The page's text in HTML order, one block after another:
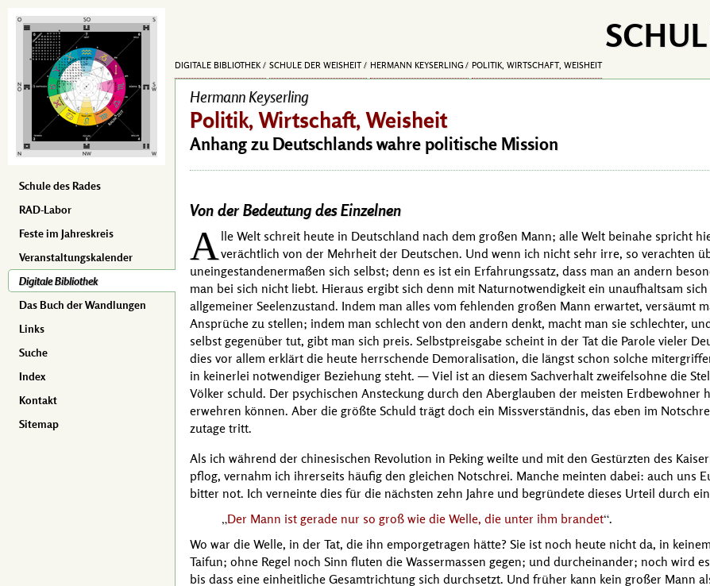
Schule des Rades
RAD-Labor
Feste im Jahreskreis
Veranstaltungskalender
Digitale Bibliothek
Das Buch der Wandlungen
Links
Suche
Index
Kontakt
Sitemap
DIGITALE BIBLIOTHEK SCHULE DER WEISHEIT HERMANN KEYSERLING POLITIK, WIRTSCHAFT, WEISHEIT
Hermann Keyserling
Politik, Wirtschaft, Weisheit
Anhang zu Deutschlands wahre politische Mission
Von der Bedeutung des Einzelnen
Alle Welt schreit heute in Deutschland nach dem großen Mann; alle Welt beinahe spricht
verächtlich von der Mehrheit der Deutschen. Und wenn ich nicht sehr irre, so verachten
uneingestandenermaßen sich selbst; denn es ist ein Erfahrungssatz, dass man an andern
man bei sich nicht liebt. Hieraus ergibt sich denn mit Naturnotwendigkeit ein unaufhaltsam
allgemeiner Seelenzustand. Indem man alles vom fehlenden großen Mann erwartet, versäumt
Ansprüche zu stellen; indem man schlecht von den andern denkt, macht man sie schlechter,
selbst gegenüber tut, gibt man sich preis. Selbstpreisgabe scheint in der Tat die Parole vieler
dies vor allem erklärt die heute herrschende Demoralisation, die längst schon solche
in keinerlei notwendiger Beziehung steht. — Viel ist an diesem Sachverhalt zweifelsohne die
Völker schuld. Der psychischen Ansteckung durch den Aberglauben der meisten Erdbewohner
erwehren können. Aber die größte Schuld trägt doch ein Missverständnis, das eben im
zutage tritt.
Als ich während der chinesischen Revolution in Peking weilte und mit den Gestürzten des
pflog, vernahm ich ihrerseits häufig den gleichen Notschrei. Manche meinten dabei: auch uns
bitter not. Ich verneinte dies für die nächsten zehn Jahre und begründete dieses Urteil durch ein
Der Mann ist gerade nur so groß wie die Welle, die unter ihm brandet .
Wo war die Welle, in der Tat, die ihn emporgetragen hätte? Sie ist noch heute nicht da, in
Taifun; ohne Regel noch Sinn fluten die Wassermassen gegen; und durcheinander; noch wird
bis dass eine einheitliche Gesamtrichtung sich durchsetzt. Und früher kann kein großer Mann